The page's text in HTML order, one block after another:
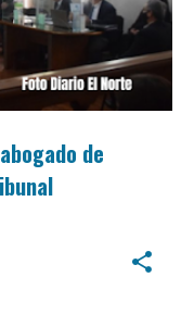
de